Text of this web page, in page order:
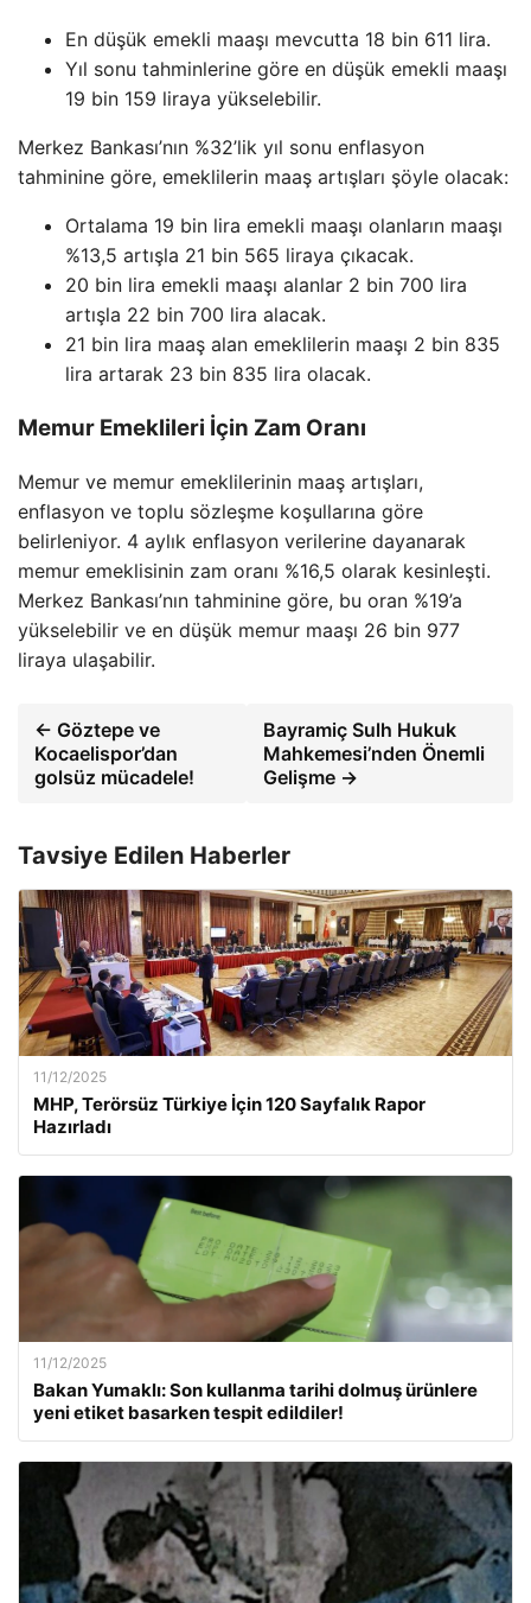
En düşük emekli maaşı mevcutta 18 bin 611 lira.
Yıl sonu tahminlerine göre en düşük emekli maaşı
19 bin 159 liraya yükselebilir.
Merkez Bankası’nın %32’lik yıl sonu enflasyon
tahminine göre, emeklilerin maaş artışları şöyle olacak:
Ortalama 19 bin lira emekli maaşı olanların maaşı
%13,5 artışla 21 bin 565 liraya çıkacak.
20 bin lira emekli maaşı alanlar 2 bin 700 lira
artışla 22 bin 700 lira alacak.
21 bin lira maaş alan emeklilerin maaşı 2 bin 835
lira artarak 23 bin 835 lira olacak.
Memur Emeklileri İçin Zam Oranı
Memur ve memur emeklilerinin maaş artışları,
enflasyon ve toplu sözleşme koşullarına göre
belirleniyor. 4 aylık enflasyon verilerine dayanarak
memur emeklisinin zam oranı %16,5 olarak kesinleşti.
Merkez Bankası’nın tahminine göre, bu oran %19’a
yükselebilir ve en düşük memur maaşı 26 bin 977
liraya ulaşabilir.
← Göztepe ve
Kocaelispor’dan
golsüz mücadele!
Bayramiç Sulh Hukuk
Mahkemesi’nden Önemli
Gelişme →
Tavsiye Edilen Haberler
11/12/2025
MHP, Terörsüz Türkiye İçin 120 Sayfalık Rapor
Hazırladı
11/12/2025
Bakan Yumaklı: Son kullanma tarihi dolmuş ürünlere
yeni etiket basarken tespit edildiler!